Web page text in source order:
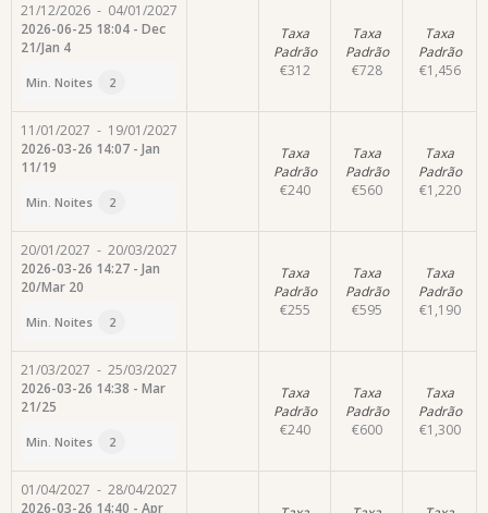
21/12/2026 - 04/01/2027
2026-06-25 18:04 - Dec
21/Jan 4
Min. Noites 2
Taxa
Padrão
€312
Taxa
Padrão
€728
Taxa
Padrão
€1,456
11/01/2027 - 19/01/2027
2026-03-26 14:07 - Jan
11/19
Min. Noites 2
Taxa
Padrão
€240
Taxa
Padrão
€560
Taxa
Padrão
€1,220
20/01/2027 - 20/03/2027
2026-03-26 14:27 - Jan
20/Mar 20
Min. Noites 2
Taxa
Padrão
€255
Taxa
Padrão
€595
Taxa
Padrão
€1,190
21/03/2027 - 25/03/2027
2026-03-26 14:38 - Mar
21/25
Min. Noites 2
Taxa
Padrão
€240
Taxa
Padrão
€600
Taxa
Padrão
€1,300
01/04/2027 - 28/04/2027
2026-03-26 14:40 - Apr